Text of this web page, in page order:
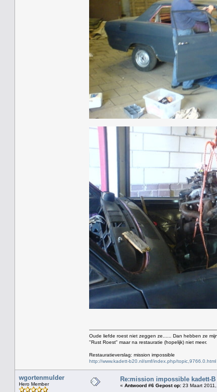
Oude liefde roest niet zeggen ze...... Dan hebben ze
"Rust Roest" maar na restauratie (hopelijk) niet meer.
Restauratieverslag: mission impossible
http://www.kadett-b20.nl/smf/index.php/topic,9766.0.html
wgortenmulder
Hero Member
Re:mission impossible kadett-B
« Antwoord #6 Gepost op: 23 Maart